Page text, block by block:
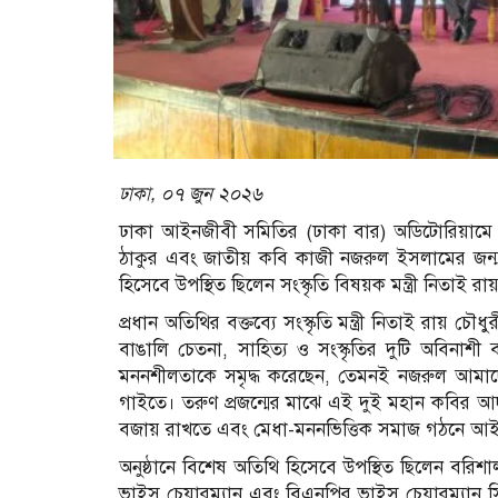
ঢাকা, ০৭ জুন ২০২৬
ঢাকা আইনজীবী সমিতির (ঢাকা বার) অডিটোরিয়ামে
ঠাকুর এবং জাতীয় কবি কাজী নজরুল ইসলামের
হিসেবে উপস্থিত ছিলেন সংস্কৃতি বিষয়ক মন্ত্রী নিতাই
প্রধান অতিথির বক্তব্যে সংস্কৃতি মন্ত্রী নিতাই রায়
বাঙালি চেতনা, সাহিত্য ও সংস্কৃতির দুটি
মননশীলতাকে সমৃদ্ধ করেছেন, তেমনই নজরুল
গাইতে। তরুণ প্রজন্মের মাঝে এই দুই মহান কবির
বজায় রাখতে এবং মেধা-মননভিত্তিক সমাজ গঠনে
অনুষ্ঠানে বিশেষ অতিথি হিসেবে উপস্থিত ছিলেন